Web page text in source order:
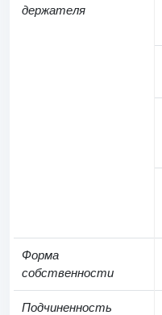
держателя
Форма
собственности
Подчиненность